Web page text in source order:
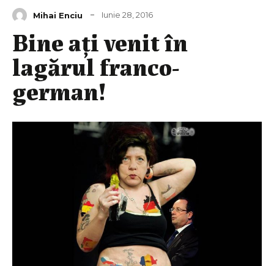
Mihai Enciu Iunie 28, 2016
Bine ați venit în
lagărul franco-
german!